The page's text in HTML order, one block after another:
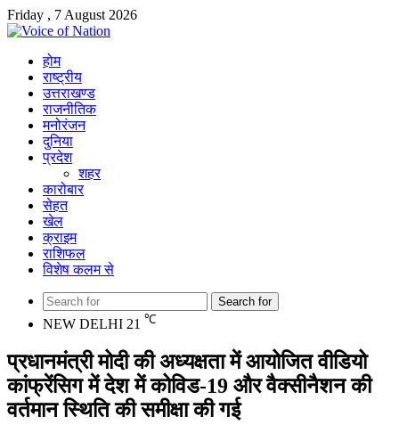
Friday , 7 August 2026
होम
राष्ट्रीय
उत्तराखण्ड
राजनीतिक
मनोरंजन
दुनिया
प्रदेश
शहर
कारोबार
सेहत
खेल
क्राइम
राशिफल
विशेष कलम से
Search for
NEW DELHI 21 ℃
प्रधानमंत्री मोदी की अध्यक्षता में आयोजित वीडियो
कांफ्रेंसिग में देश में कोविड-19 और वैक्सीनैशन की
वर्तमान स्थिति की समीक्षा की गई